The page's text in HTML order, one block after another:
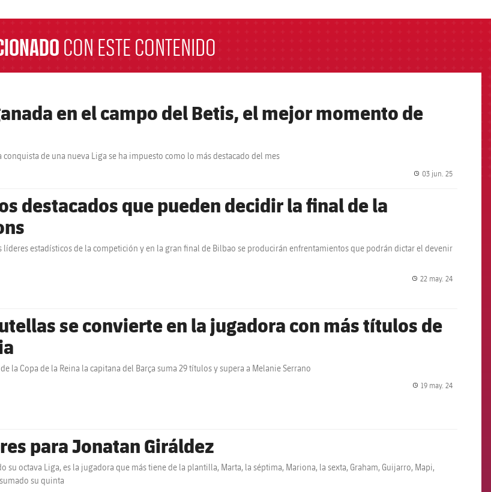
CON ESTE CONTENIDO
en el campo del Betis, el mejor momento de
conquista de una nueva Liga se ha impuesto como lo más destacado del mes
03 jun. 25
destacados que pueden decidir la final de la
líderes estadísticos de la competición y en la gran final de Bilbao se producirán enfrentamientos que podrán dictar el devenir
22 may. 24
se convierte en la jugadora con más títulos de
la Copa de la Reina la capitana del Barça suma 29 títulos y supera a Melanie Serrano
19 may. 24
para Jonatan Giráldez
su octava Liga, es la jugadora que más tiene de la plantilla, Marta, la séptima, Mariona, la sexta, Graham, Guijarro, Mapi,
su quinta